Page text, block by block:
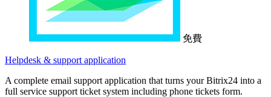
免費
Helpdesk & support application
A complete email support application that turns your Bitrix24 into a
full service support ticket system including phone tickets form.